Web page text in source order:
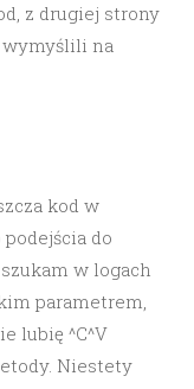
z drugiej strony
wymyślili na
kod w
do
w logach
parametrem,
lubię ^C^V
Niestety